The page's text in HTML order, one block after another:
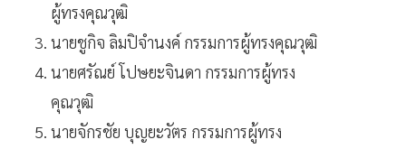
ผู้ทรงคุณวุฒิ
นายชูกิจ ลิมปิจำนงค์ กรรมการผู้ทรงคุณวุฒิ
นายศรัณย์ โปษยะจินดา กรรมการผู้ทรง
คุณวุฒิ
นายจักรชัย บุญยะวัตร กรรมการผู้ทรง